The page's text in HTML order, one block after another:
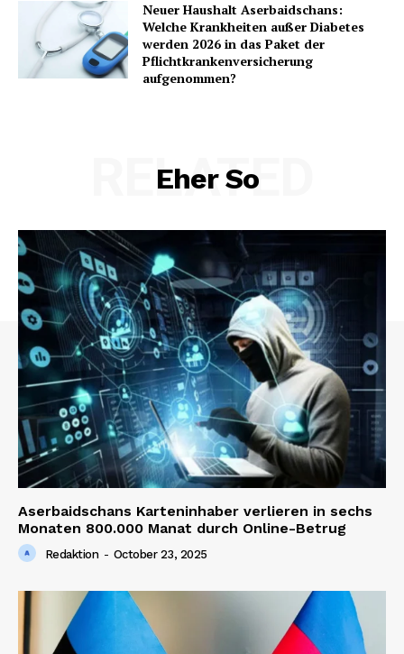
Neuer Haushalt Aserbaidschans:
Welche Krankheiten außer Diabetes
werden 2026 in das Paket der
Pflichtkrankenversicherung
aufgenommen?
Eher So
RELATED
Aserbaidschans Karteninhaber verlieren in sechs
Monaten 800.000 Manat durch Online-Betrug
Redaktion - October 23, 2025